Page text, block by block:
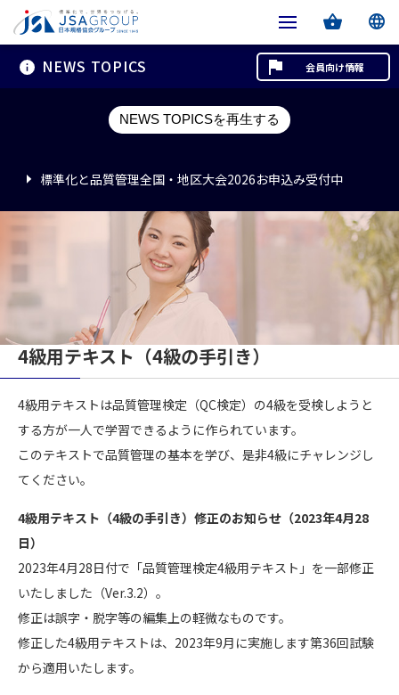
NEWS TOPICS
NEWS TOPICSを再生する
標準化と品質管理全国・地区大会2026お申込み受付中
標準化と品質管理全国・地区大会2026お申込み受付中
標準化と品質管理全国・地区大会2026お申込み受付中
会員向け情報
4級用テキスト（4級の手引き）
4級用テキストは品質管理検定（QC検定）の4級を受検しようと
する方が一人で学習できるように作られています。
このテキストで品質管理の基本を学び、是非4級にチャレンジし
てください。
4級用テキスト（4級の手引き）修正のお知らせ（2023年4月28
日）
2023年4月28日付で「品質管理検定4級用テキスト」を一部修正
いたしました（Ver.3.2）。
修正は誤字・脱字等の編集上の軽微なものです。
修正した4級用テキストは、2023年9月に実施します第36回試験
から適用いたします。